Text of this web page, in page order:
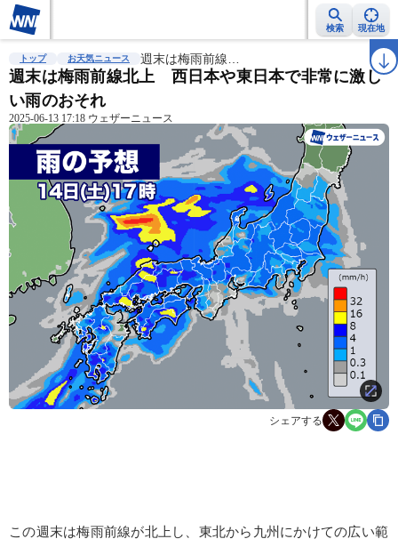
検索 現在地
雨雲レーダー 台風情報 地震情報 ラ
トップ お天気ニュース 週末は梅雨前線…
週末は梅雨前線北上 西日本や東日本で非常に激し
い雨のおそれ
2025-06-13 17:18 ウェザーニュース
シェアする
この週末は梅雨前線が北上し、東北から九州にかけての広い範